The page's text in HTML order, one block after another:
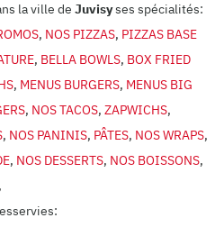
la ville de Juvisyses spécialités:
, NOS PIZZAS, PIZZAS BASE
, BELLA BOWLS, BOX FRIED
, MENUS BURGERS, MENUS BIG
, NOS TACOS, ZAPWICHS,
, NOS PANINIS, PÂTES, NOS WRAPS,
, NOS DESSERTS, NOS BOISSONS,
,